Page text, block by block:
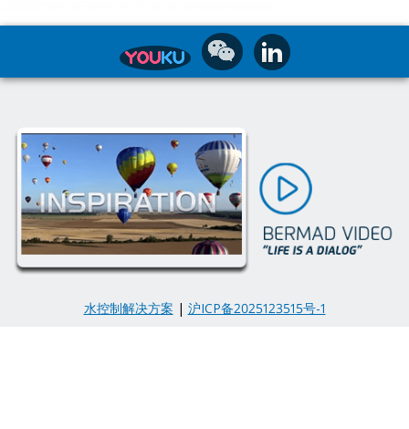
水控制解决方案 | 沪ICP备2025123515号-1